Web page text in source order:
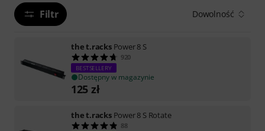
Filtr Dowolność
the t.racks Power 8 S
920
BESTSELLERY
Dostępny w magazynie
125 zł
the t.racks Power 8 S Rotate
88